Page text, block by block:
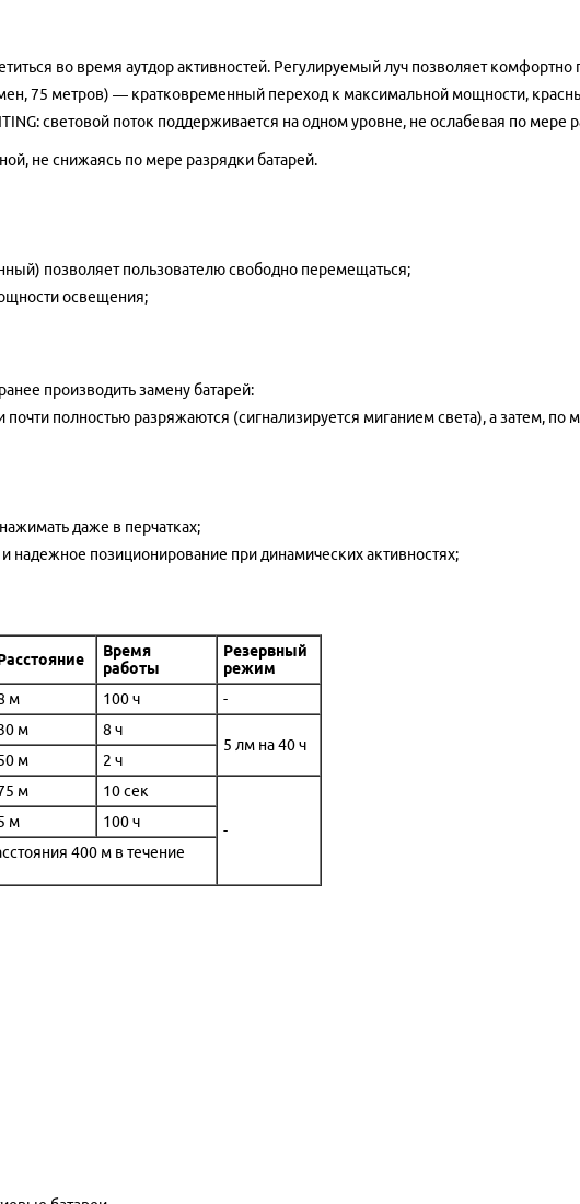
во время аутдор активностей. Регулируемый луч позволяет комфортно
75 метров) — кратковременный переход к максимальной мощности,
световой поток поддерживается на одном уровне, не ослабевая по мере
не снижаясь по мере разрядки батарей.
позволяет пользователю свободно перемещаться;
освещения;
производить замену батарей:
полностью разряжаются (сигнализируется миганием света), а затем, по
даже в перчатках;
надежное позиционирование при динамических активностях;
Время
работы
Резервный
режим
м 100 ч
-
м
8 ч
5 лм на 40 ч
м
2 ч
м 10 сек
-
м 100 ч
400 м в течение